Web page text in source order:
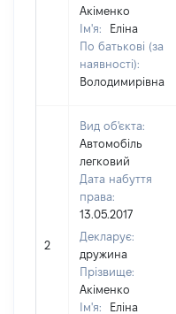
Акіменко
Ім'я:
Еліна
По батькові (за
наявності):
Володимирівна
2
Вид об'єкта:
Автомобіль
легковий
Дата набуття
права:
13.05.2017
Декларує:
дружина
Прізвище:
Акіменко
Ім'я:
Еліна